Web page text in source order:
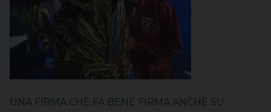
UNA FIRMA CHE FA BENE FIRMA ANCHE SU